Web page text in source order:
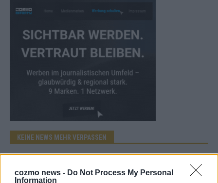
cozmo news - Do Not Process My Personal
Information
KEINE NEWS MEHR VERPASSEN